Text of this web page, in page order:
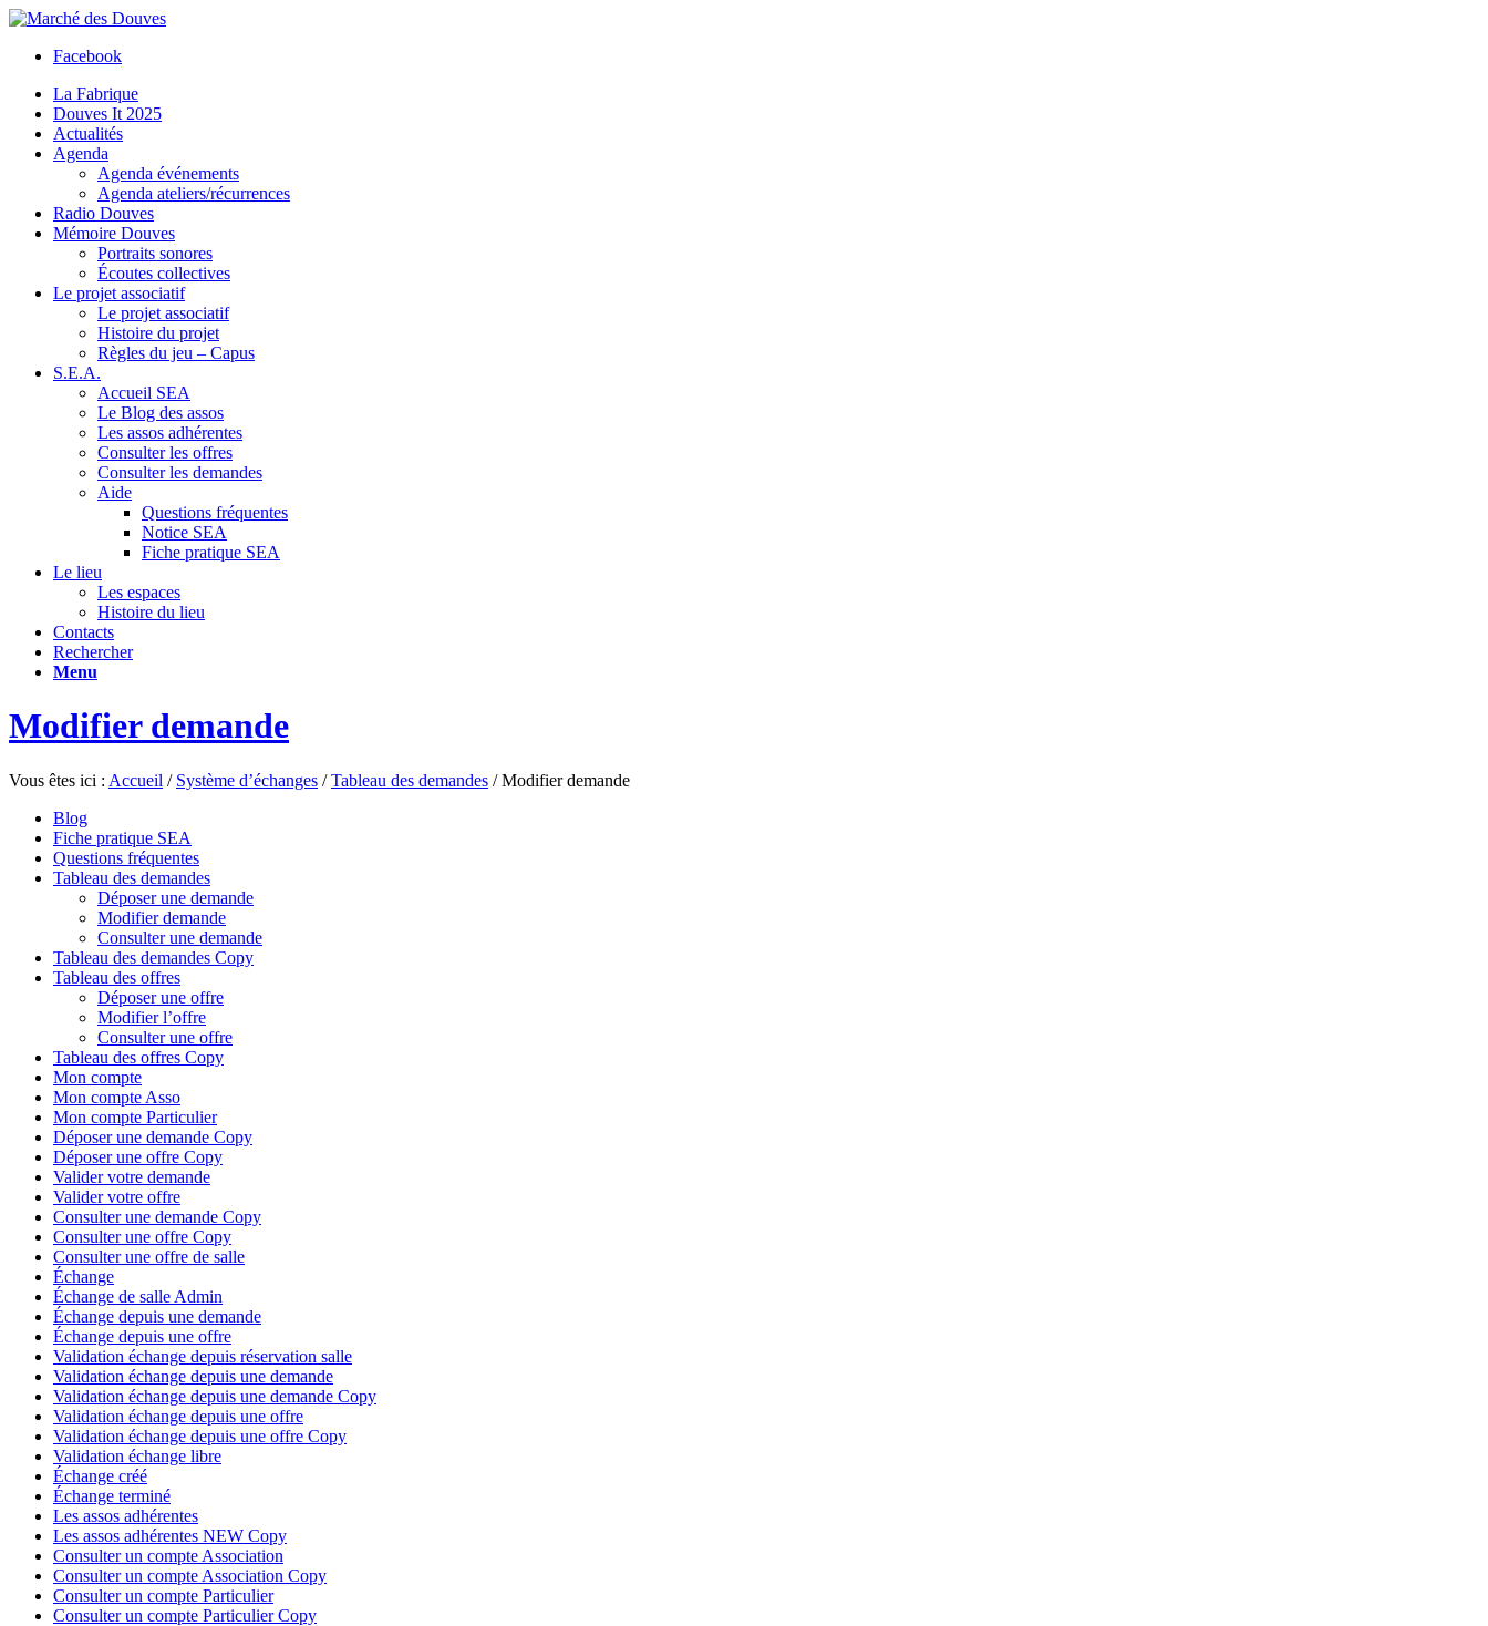
Facebook
La Fabrique
Douves It 2025
Actualités
Agenda
Agenda événements
Agenda ateliers/récurrences
Radio Douves
Mémoire Douves
Portraits sonores
Écoutes collectives
Le projet associatif
Le projet associatif
Histoire du projet
Règles du jeu – Capus
S.E.A.
Accueil SEA
Le Blog des assos
Les assos adhérentes
Consulter les offres
Consulter les demandes
Aide
Questions fréquentes
Notice SEA
Fiche pratique SEA
Le lieu
Les espaces
Histoire du lieu
Contacts
Rechercher
Menu
Modifier demande
Vous êtes ici : Accueil / Système d’échanges / Tableau des demandes / Modifier demande
Blog
Fiche pratique SEA
Questions fréquentes
Tableau des demandes
Déposer une demande
Modifier demande
Consulter une demande
Tableau des demandes Copy
Tableau des offres
Déposer une offre
Modifier l’offre
Consulter une offre
Tableau des offres Copy
Mon compte
Mon compte Asso
Mon compte Particulier
Déposer une demande Copy
Déposer une offre Copy
Valider votre demande
Valider votre offre
Consulter une demande Copy
Consulter une offre Copy
Consulter une offre de salle
Échange
Échange de salle Admin
Échange depuis une demande
Échange depuis une offre
Validation échange depuis réservation salle
Validation échange depuis une demande
Validation échange depuis une demande Copy
Validation échange depuis une offre
Validation échange depuis une offre Copy
Validation échange libre
Échange créé
Échange terminé
Les assos adhérentes
Les assos adhérentes NEW Copy
Consulter un compte Association
Consulter un compte Association Copy
Consulter un compte Particulier
Consulter un compte Particulier Copy